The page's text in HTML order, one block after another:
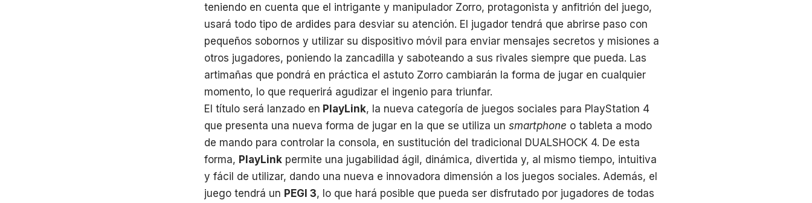
teniendo en cuenta que el intrigante y manipulador Zorro, protagonista y anfitrión del juego,
usará todo tipo de ardides para desviar su atención. El jugador tendrá que abrirse paso con
pequeños sobornos y utilizar su dispositivo móvil para enviar mensajes secretos y misiones a
otros jugadores, poniendo la zancadilla y saboteando a sus rivales siempre que pueda. Las
artimañas que pondrá en práctica el astuto Zorro cambiarán la forma de jugar en cualquier
momento, lo que requerirá agudizar el ingenio para triunfar.
El título será lanzado en PlayLink, la nueva categoría de juegos sociales para PlayStation 4
que presenta una nueva forma de jugar en la que se utiliza un smartphone o tableta a modo
de mando para controlar la consola, en sustitución del tradicional DUALSHOCK 4. De esta
forma, PlayLink permite una jugabilidad ágil, dinámica, divertida y, al mismo tiempo, intuitiva
y fácil de utilizar, dando una nueva e innovadora dimensión a los juegos sociales. Además, el
juego tendrá un PEGI 3, lo que hará posible que pueda ser disfrutado por jugadores de todas